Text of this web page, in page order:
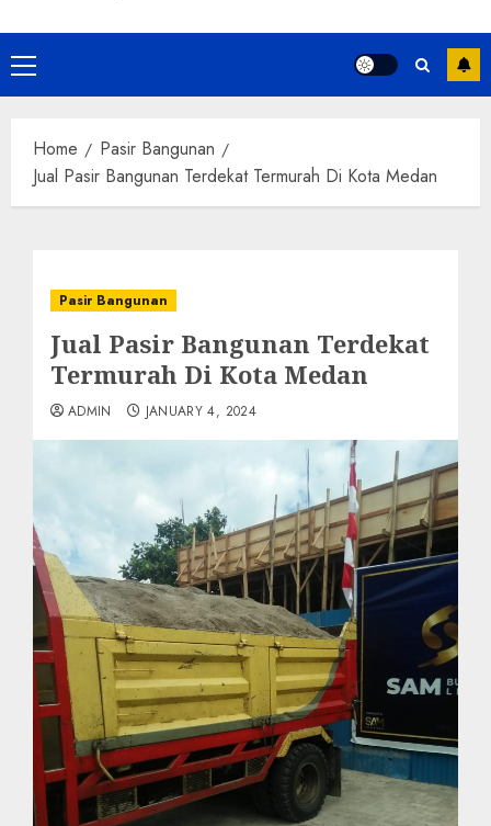
Primary
Menu
Home
Pasir Bangunan
Jual Pasir Bangunan Terdekat Termurah Di Kota Medan
Pasir Bangunan
Jual Pasir Bangunan Terdekat
Termurah Di Kota Medan
ADMIN JANUARY 4, 2024